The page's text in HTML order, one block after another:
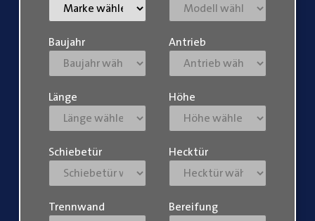
Baujahr Antrieb
Länge Höhe
Schiebetür Hecktür
Trennwand Bereifung